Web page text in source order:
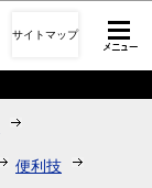
サイトマップ
便利技